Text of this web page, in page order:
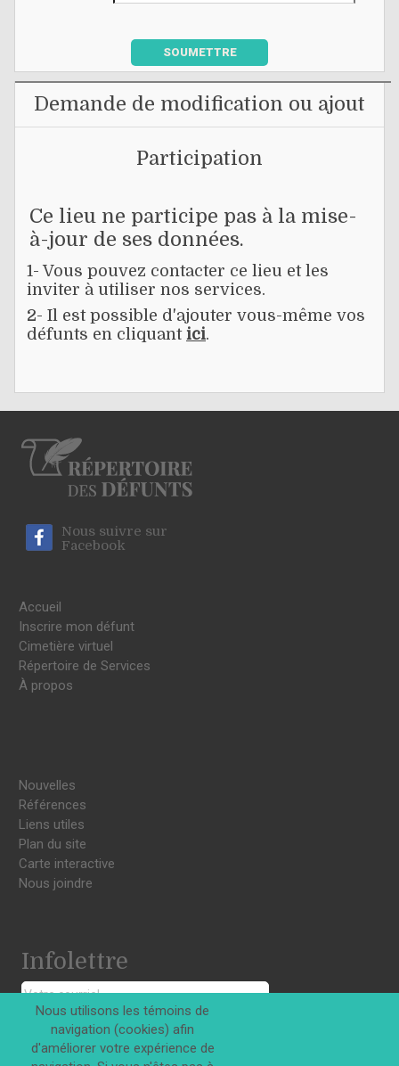
SOUMETTRE
Demande de modification ou ajout
Participation
Ce lieu ne participe pas à la mise-
à-jour de ses données.
1- Vous pouvez contacter ce lieu et les
inviter à utiliser nos services.
2- Il est possible d'ajouter vous-même vos
défunts en cliquant ici.
Nous suivre sur
Facebook
Accueil
Inscrire mon défunt
Cimetière virtuel
Répertoire de Services
À propos
Nouvelles
Références
Liens utiles
Plan du site
Carte interactive
Nous joindre
Infolettre
S'INSCRIRE
Nous utilisons les témoins de
navigation (cookies) afin
d'améliorer votre expérience de